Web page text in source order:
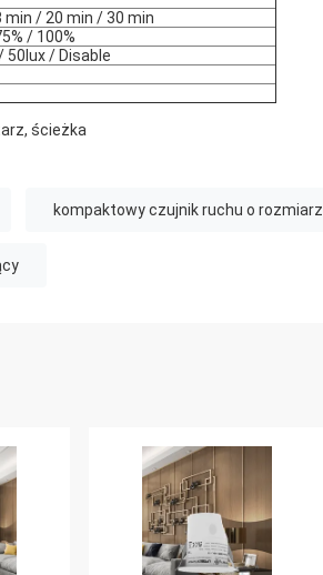
min / 20 min / 30 min
/ 100%
50lux / Disable
ścieżka
kompaktowy czujnik ruchu o